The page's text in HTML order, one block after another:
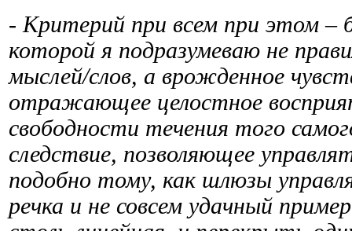
- Критерий при всем при этом –
которой я подразумеваю не
мыслей/слов, а врожденное
отражающее целостное
свободности течения того
следствие, позволяющее
подобно тому, как шлюзы
речка и не совсем удачный